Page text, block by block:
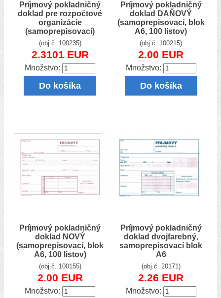
Príjmový pokladničný
doklad pre rozpočtové
organizácie
(samoprepisovací)
(obj.č. 100235)
2.3101 EUR
Množstvo:
Do košíka
Príjmový pokladničný
doklad DAŇOVÝ
(samoprepisovací, blok
A6, 100 listov)
(obj.č. 100215)
2.00 EUR
Množstvo:
Do košíka
Príjmový pokladničný
doklad NOVÝ
(samoprepisovací, blok
A6, 100 listov)
(obj.č. 100155)
2.00 EUR
Množstvo:
Príjmový pokladničný
doklad dvojfarebný,
samoprepisovací blok
A6
(obj.č. 20171)
2.26 EUR
Množstvo: